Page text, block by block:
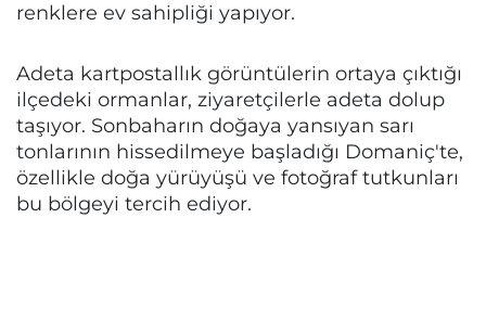
renklere ev sahipliği yapıyor.
Adeta kartpostallık görüntülerin ortaya çıktığı
ilçedeki ormanlar, ziyaretçilerle adeta dolup
taşıyor. Sonbaharın doğaya yansıyan sarı
tonlarının hissedilmeye başladığı Domaniç'te,
özellikle doğa yürüyüşü ve fotoğraf tutkunları
bu bölgeyi tercih ediyor.